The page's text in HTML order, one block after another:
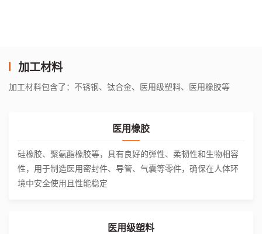
加工材料
加工材料包含了：不锈钢、钛合金、医用级塑料、医用橡胶等
医用橡胶
硅橡胶、聚氨酯橡胶等，具有良好的弹性、柔韧性和生物相容
性，用于制造医用密封件、导管、气囊等零件，确保在人体环
境中安全使用且性能稳定
医用级塑料